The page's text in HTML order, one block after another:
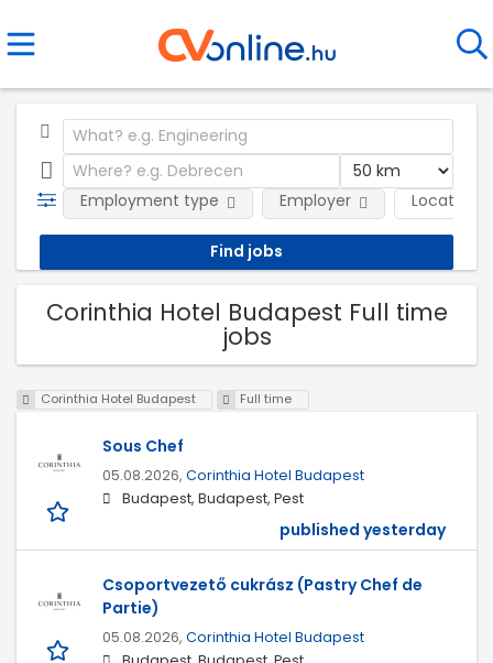
Employment type Employer Location
Corinthia Hotel Budapest Full time
jobs
Corinthia Hotel Budapest Full time
Sous Chef
05.08.2026, Corinthia Hotel Budapest
Budapest, Budapest, Pest
published yesterday
Csoportvezető cukrász (Pastry Chef de
Partie)
05.08.2026, Corinthia Hotel Budapest